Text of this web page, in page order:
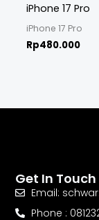
iPhone 17 Pro
iPhone 17 Pro
Rp480.000
Get In Touch
Email:
Phone :